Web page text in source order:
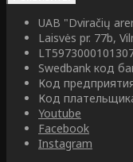
UAB "Dviračių
Laisvės pr. 77b,
Swedbank код
Код
Код
Youtube
Facebook
Instagram